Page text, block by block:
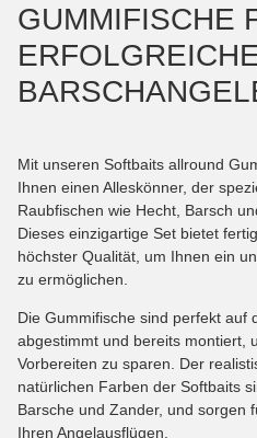
GUMMIFISCHE
Mit unseren Softbaits allround
Ihnen einen Alleskönner, der
Raubfischen wie Hecht, Barsch
Dieses einzigartige Set bietet
höchster Qualität, um Ihnen ein
zu ermöglichen.
Die Gummifische sind perfekt auf
abgestimmt und bereits montiert,
Vorbereiten zu sparen. Der
natürlichen Farben der Softbaits
Barsche und Zander, und sorgen
Ihren Angelausflügen.